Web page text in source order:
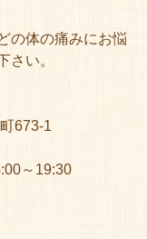
の体の痛みにお悩
さい。
673-1
～19:30